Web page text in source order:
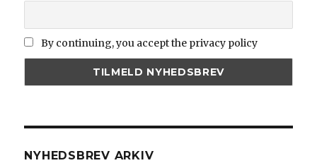
By continuing, you accept the privacy policy
NYHEDSBREV ARKIV